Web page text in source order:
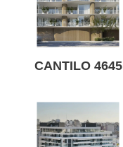
CANTILO 4645